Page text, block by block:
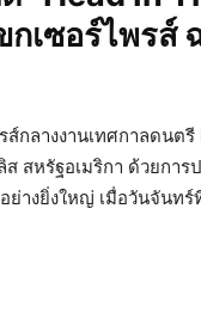
เซอร์ไพรส์
ส์กลางงานเทศกาลดนตรี
สหรัฐอเมริกา ด้วยการ
ย่างยิ่งใหญ่ เมื่อวันจันท